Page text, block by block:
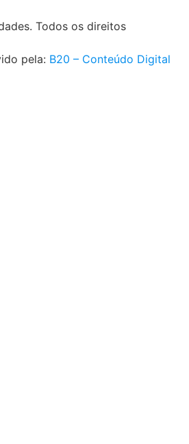
Todos os direitos
pela: B20 – Conteúdo Digital